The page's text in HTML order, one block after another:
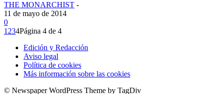
THE MONARCHIST -
11 de mayo de 2014
0
1 234Página 4 de 4
Edición y Redacción
Aviso legal
Política de cookies
Más información sobre las cookies
© Newspaper WordPress Theme by TagDiv